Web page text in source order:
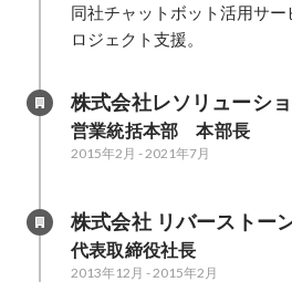
同社チャットボット活用サ
ロジェクト支援。
株式会社レソリューシ
営業統括本部　本部長
2015年2月 - 2021年7月
株式会社 リバーストー
代表取締役社長
2013年12月 - 2015年2月